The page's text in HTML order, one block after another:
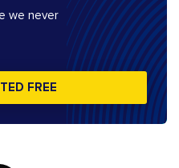
we never
FREE